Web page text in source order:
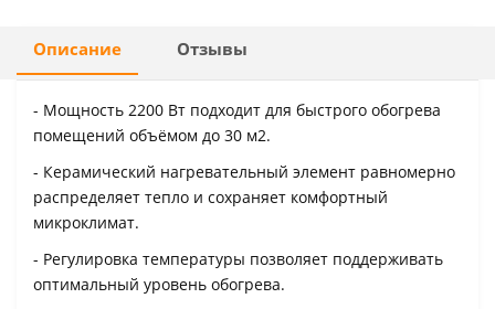
Описание Отзывы
- Мощность 2200 Вт подходит для быстрого обогрева
помещений объёмом до 30 м2.
- Керамический нагревательный элемент равномерно
распределяет тепло и сохраняет комфортный
микроклимат.
- Регулировка температуры позволяет поддерживать
оптимальный уровень обогрева.